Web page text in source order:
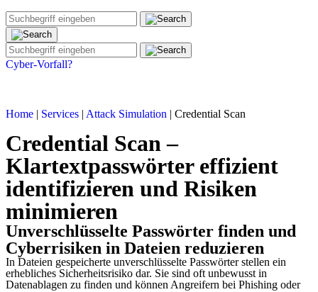
Cyber-Vorfall?
Home | Services | Attack Simulation | Credential Scan
Credential Scan –
Klartextpasswörter effizient
identifizieren und Risiken
minimieren
Unverschlüsselte Passwörter finden und
Cyberrisiken in Dateien reduzieren
In Dateien gespeicherte unverschlüsselte Passwörter stellen ein
erhebliches Sicherheitsrisiko dar. Sie sind oft unbewusst in
Datenablagen zu finden und können Angreifern bei Phishing oder